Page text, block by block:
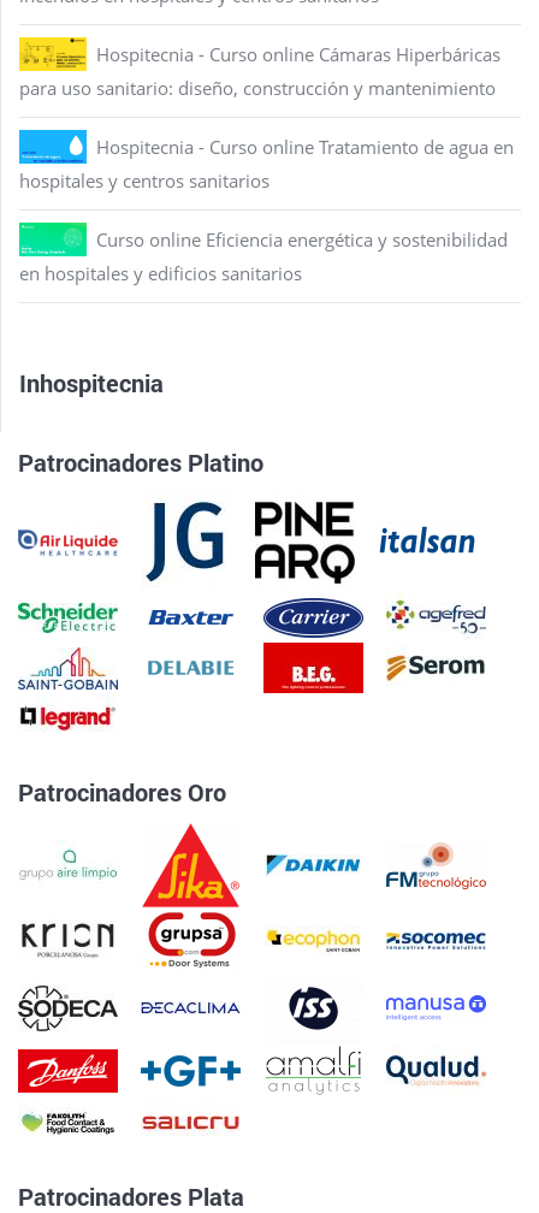
Hospitecnia - Curso online Cámaras Hiperbáricas
para uso sanitario: diseño, construcción y mantenimiento
Hospitecnia - Curso online Tratamiento de agua en
hospitales y centros sanitarios
Curso online Eficiencia energética y sostenibilidad
en hospitales y edificios sanitarios
Inhospitecnia
Patrocinadores Platino
Patrocinadores Oro
Patrocinadores Plata